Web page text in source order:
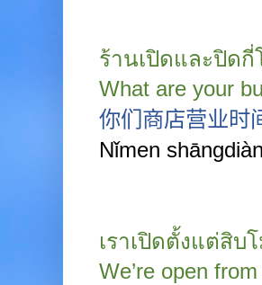
ร้านเปิดและปิดกี่
What are your
你们商店营业时
Nǐmen
เราเปิดตั้งแต่สิบ
We’re open